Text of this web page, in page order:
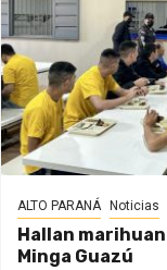
ALTO PARANÁ Noticias
Hallan
Minga Guazú